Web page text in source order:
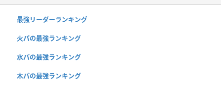
最強リーダーランキング
火パの最強ランキング
水パの最強ランキング
木パの最強ランキング